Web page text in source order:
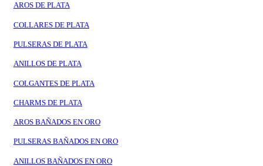
AROS DE PLATA
COLLARES DE PLATA
PULSERAS DE PLATA
ANILLOS DE PLATA
COLGANTES DE PLATA
CHARMS DE PLATA
AROS BAÑADOS EN ORO
PULSERAS BAÑADOS EN ORO
ANILLOS BAÑADOS EN ORO